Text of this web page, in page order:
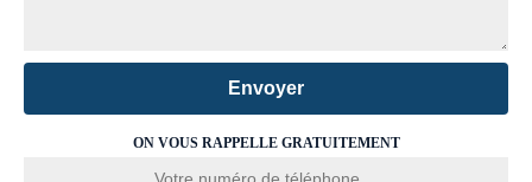
ON VOUS RAPPELLE GRATUITEMENT